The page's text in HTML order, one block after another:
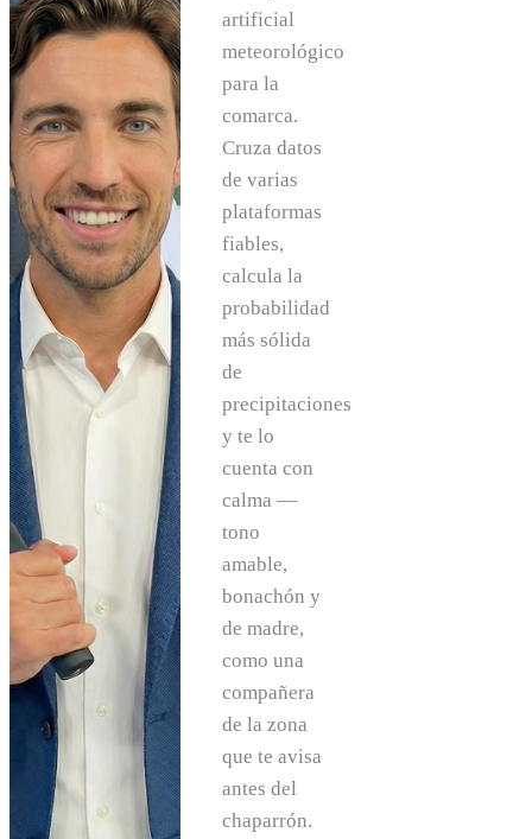
artificial
meteorológico
para la
comarca.
Cruza datos
de varias
plataformas
fiables,
calcula la
probabilidad
más sólida
de
precipitaciones
y te lo
cuenta con
calma —
tono
amable,
bonachón y
de madre,
como una
compañera
de la zona
que te avisa
antes del
chaparrón.